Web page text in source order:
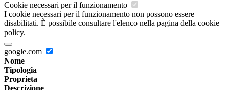
Cookie necessari per il funzionamento
I cookie necessari per il funzionamento non possono essere
disabilitati. È possibile consultare l'elenco nella pagina della cookie
policy.
google.com
Nome
Tipologia
Proprieta
Descrizione